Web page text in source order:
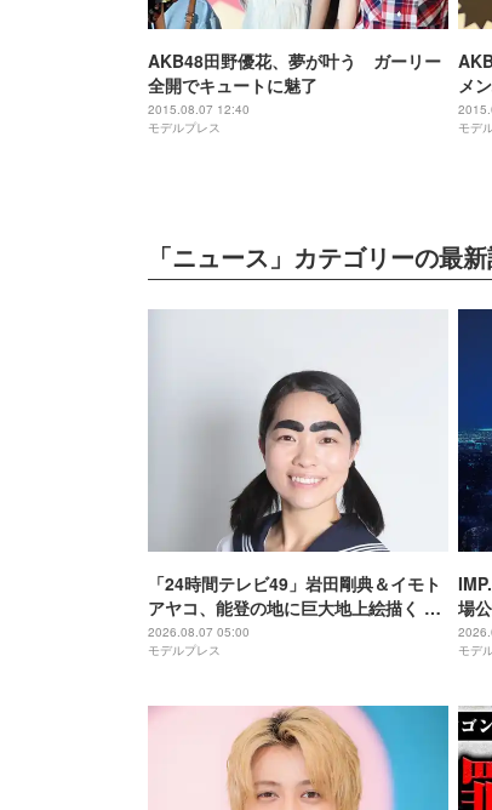
AKB48田野優花、夢が叶う ガーリー
全開でキュートに魅了
2015.08.07 12:40
モデルプレス
メ
揮
モデ
「ニュース」カテゴリーの最
「24時間テレビ49」岩田剛典＆イモト
アヤコ、能登の地に巨大地上絵描く 完
成披露にはサプライズアーティストも
登場予定
2026.08.07 05:00
モデルプレス
場
ア
モデ